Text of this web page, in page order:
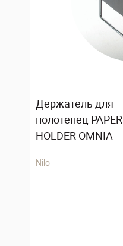
Держатель для
полотенец PAPER
HOLDER OMNIA
Nilo